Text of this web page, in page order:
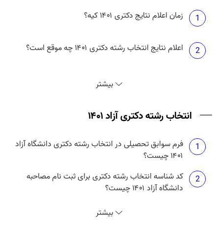
1 زمان اعلام نتایج دکتری ۱۴۰۱ کیه؟
2 اعلام نتایج انتخاب رشته دکتری ۱۴۰۱ چه موقع است؟
بیشتر
انتخاب رشته دکتری آزاد ۱۴۰۱
1
فرم سوابق تحصیلی در انتخاب رشته دکتری دانشگاه آزاد
۱۴۰۱ چیست؟
2
کد شناسه انتخاب رشته دکتری برای ثبت نام مصاحبه
دانشگاه آزاد ۱۴۰۱ چیست؟
انتخاب رشته دکتری آزاد ۱۴۰۱ چه زمانی است؟بیشتر